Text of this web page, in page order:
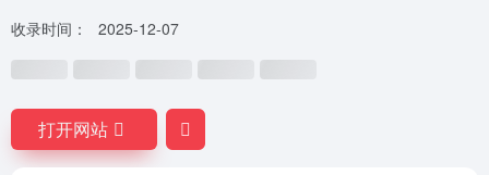
收录时间： 2025-12-07
打开网站